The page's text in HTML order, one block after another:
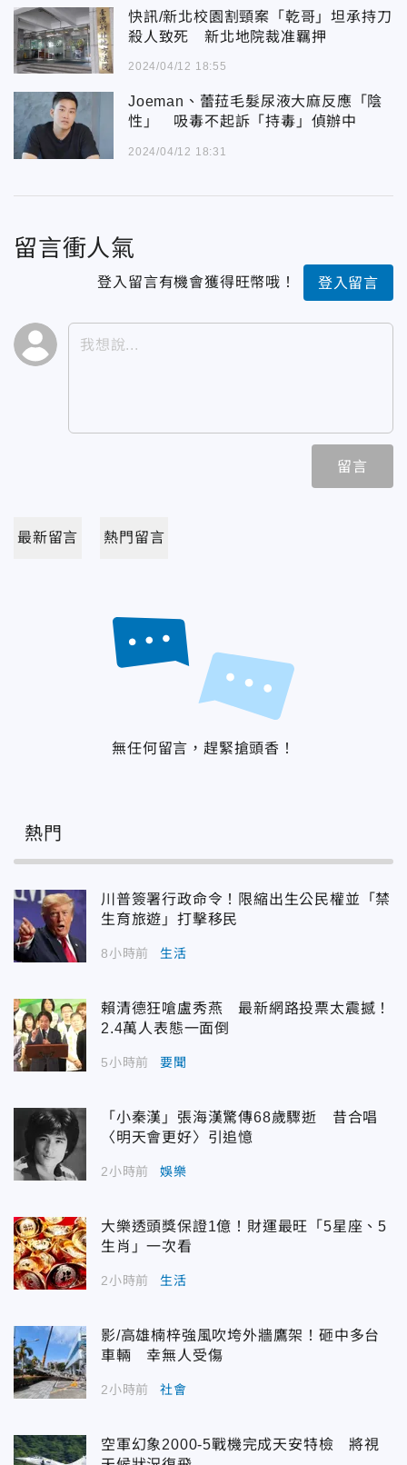
快訊/新北校園割頸案「乾哥」坦承持刀
殺人致死 新北地院裁准羈押
2024/04/12 18:55
Joeman、蕾菈毛髮尿液大麻反應「陰
性」 吸毒不起訴「持毒」偵辦中
2024/04/12 18:31
留言衝人氣
登入留言有機會獲得旺幣哦！ 登入留言
留言
最新留言 熱門留言
無任何留言，趕緊搶頭香！
熱門
川普簽署行政命令！限縮出生公民權並「禁
生育旅遊」打擊移民
8小時前 生活
賴清德狂嗆盧秀燕 最新網路投票太震撼！
2.4萬人表態一面倒
5小時前 要聞
「小秦漢」張海漢驚傳68歲驟逝 昔合唱
〈明天會更好〉引追憶
2小時前 娛樂
大樂透頭獎保證1億！財運最旺「5星座、5
生肖」一次看
2小時前 生活
影/高雄楠梓強風吹垮外牆鷹架！砸中多台
車輛 幸無人受傷
2小時前 社會
空軍幻象2000-5戰機完成天安特檢 將視